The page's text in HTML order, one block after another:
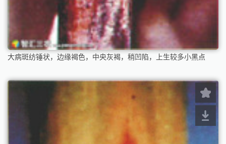
大病斑纺锤状，边缘褐色，中央灰褐，稍凹陷，上生较多小黑点